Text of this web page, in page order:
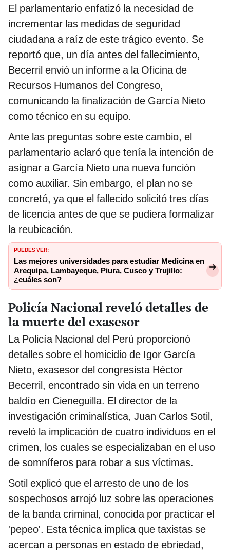
El parlamentario enfatizó la necesidad de
incrementar las medidas de seguridad
ciudadana a raíz de este trágico evento. Se
reportó que, un día antes del fallecimiento,
Becerril envió un informe a la Oficina de
Recursos Humanos del Congreso,
comunicando la finalización de García Nieto
como técnico en su equipo.
Ante las preguntas sobre este cambio, el
parlamentario aclaró que tenía la intención de
asignar a García Nieto una nueva función
como auxiliar. Sin embargo, el plan no se
concretó, ya que el fallecido solicitó tres días
de licencia antes de que se pudiera formalizar
la reubicación.
PUEDES VER:
Las mejores universidades para estudiar Medicina en
Arequipa, Lambayeque, Piura, Cusco y Trujillo:
¿cuáles son?
Policía Nacional reveló detalles de
la muerte del exasesor
La Policía Nacional del Perú proporcionó
detalles sobre el homicidio de Igor García
Nieto, exasesor del congresista Héctor
Becerril, encontrado sin vida en un terreno
baldío en Cieneguilla. El director de la
investigación criminalística, Juan Carlos Sotil,
reveló la implicación de cuatro individuos en el
crimen, los cuales se especializaban en el uso
de somníferos para robar a sus víctimas.
Sotil explicó que el arresto de uno de los
sospechosos arrojó luz sobre las operaciones
de la banda criminal, conocida por practicar el
'pepeo'. Esta técnica implica que taxistas se
acercan a personas en estado de ebriedad,